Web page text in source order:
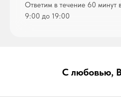
Ответим в течение 60 минут
9:00 до 19:00
С любовью,